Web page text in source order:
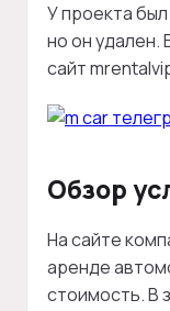
У проекта
но он удален.
сайт
Обзор
На сайте
аренде
стоимость. В